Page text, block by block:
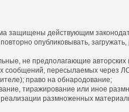
защищены действующим
опубликовывать,
не предполагающие
сообщений, пересылаемых через
право на обнародование;
тиражирование или иное
размноженных